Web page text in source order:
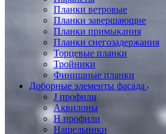
Планки ветровые
Планки завершающие
Планки примыкания
Планки снегозадержания
Торцевые планки
Тройники
Финишные планки
Доборные элементы фасада
J профили
Аквилоны
Н профили
Нащельники